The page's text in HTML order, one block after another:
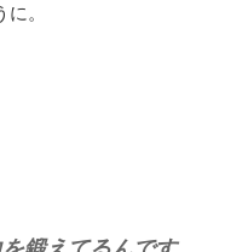
。